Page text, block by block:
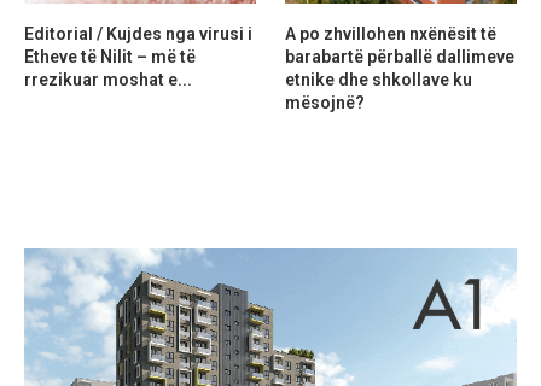
Editorial / Kujdes nga virusi i
Etheve të Nilit – më të
rrezikuar moshat e...
A po zhvillohen nxënësit të
barabartë përballë dallimeve
etnike dhe shkollave ku
mësojnë?